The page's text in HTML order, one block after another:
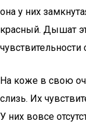
она у них
красный. Дышат
На коже в свою
слизь. Их
У них вовсе